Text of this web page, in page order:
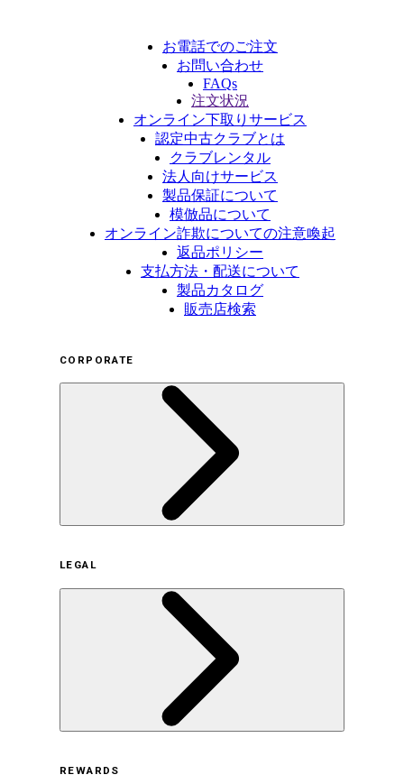
お電話でのご注文
お問い合わせ
FAQs
注文状況
オンライン下取りサービス
認定中古クラブとは
クラブレンタル
法人向けサービス
製品保証について
模倣品について
オンライン詐欺についての注意喚起
返品ポリシー
支払方法・配送について
製品カタログ
販売店検索
CORPORATE
サステナビリティの取り組み（日本）
サステナビリティの取り組み（米国/英語）
ヒストリー
採用情報
LEGAL
REWARDS